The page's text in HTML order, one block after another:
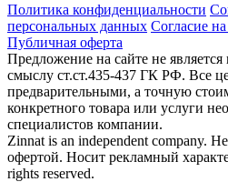
Политика конфиденциальности
персональных данных Согласие
Публичная оферта
Предложение на сайте не
смыслу ст.ст.435-437 ГК РФ. Все
предварительными, а точную
конкретного товара или услуги
специалистов компании.
Zinnat is an independent company.
офертой. Носит рекламный
rights reserved.